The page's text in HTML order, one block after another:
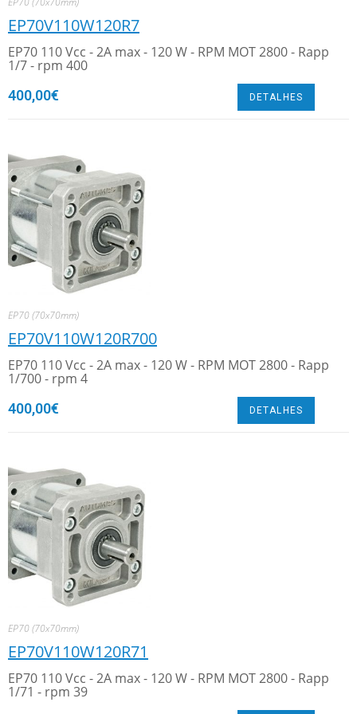
EP70V110W120R7
EP70 110 Vcc - 2A max - 120 W - RPM MOT 2800 - Rapp
1/7 - rpm 400
400,00€ DETALHES
EP70 (70x70mm)
EP70V110W120R700
EP70 110 Vcc - 2A max - 120 W - RPM MOT 2800 - Rapp
1/700 - rpm 4
400,00€ DETALHES
EP70 (70x70mm)
EP70V110W120R71
EP70 110 Vcc - 2A max - 120 W - RPM MOT 2800 - Rapp
1/71 - rpm 39